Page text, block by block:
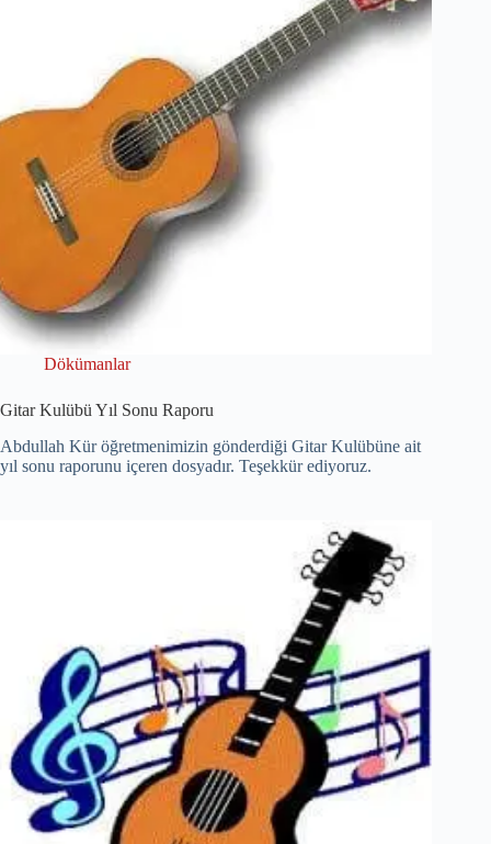
Dökümanlar
Gitar Kulübü Yıl Sonu Raporu
Abdullah Kür öğretmenimizin gönderdiği Gitar Kulübüne ait
yıl sonu raporunu içeren dosyadır. Teşekkür ediyoruz.